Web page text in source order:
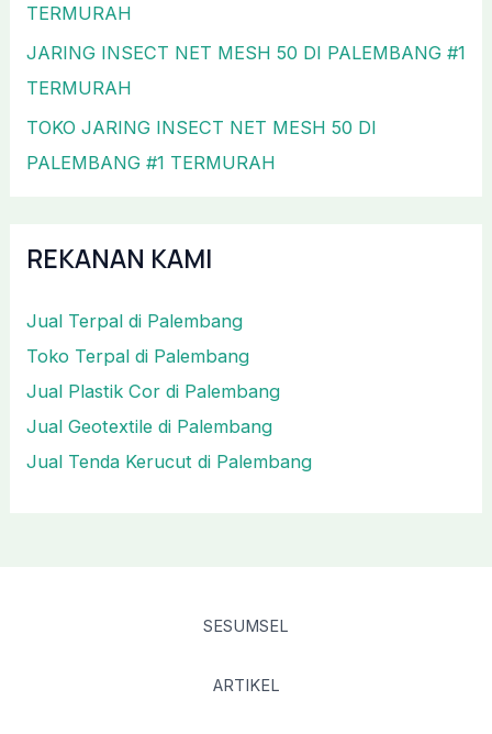
TERMURAH
JARING INSECT NET MESH 50 DI PALEMBANG #1
TERMURAH
TOKO JARING INSECT NET MESH 50 DI
PALEMBANG #1 TERMURAH
REKANAN KAMI
Jual Terpal di Palembang
Toko Terpal di Palembang
Jual Plastik Cor di Palembang
Jual Geotextile di Palembang
Jual Tenda Kerucut di Palembang
SESUMSEL
ARTIKEL